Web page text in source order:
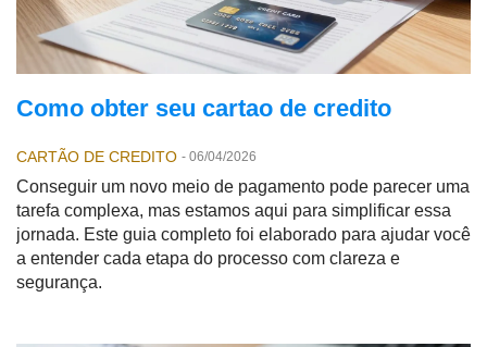
Como obter seu cartao de credito
CARTÃO DE CREDITO - 06/04/2026
Conseguir um novo meio de pagamento pode parecer uma
tarefa complexa, mas estamos aqui para simplificar essa
jornada. Este guia completo foi elaborado para ajudar você
a entender cada etapa do processo com clareza e
segurança.